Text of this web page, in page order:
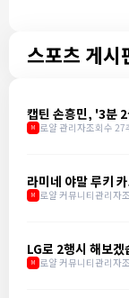
스포츠 게시
캡틴 손흥민, '3분
전골 폭발
M 로얄 관리자조회수 27
라미네 야말 루키
M 로얄 커뮤니티관리자
LG로 2행시 해보
M 로얄 커뮤니티관리자